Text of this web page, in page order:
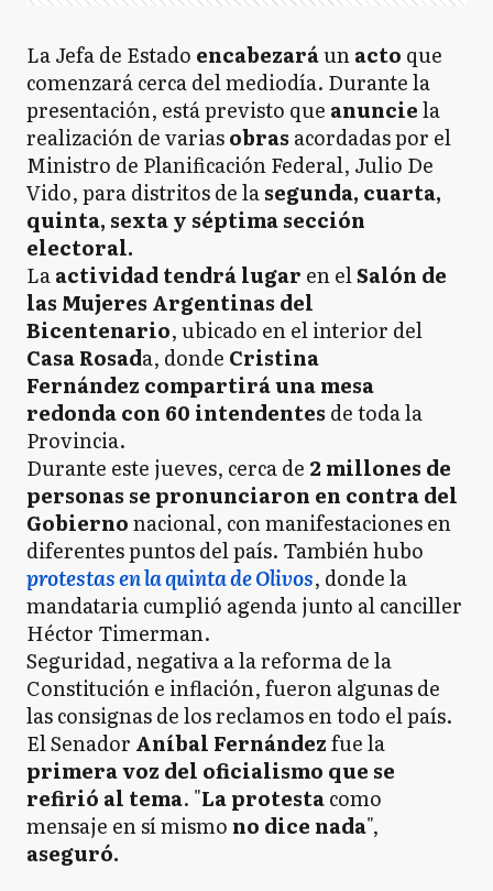
La Jefa de Estado encabezaráunacto que
comenzará cerca del mediodía. Durante la
presentación, está previsto que anunciela
realización de variasobras acordadas por el
Ministro de Planificación Federal, Julio De
Vido, para distritos de lasegunda, cuarta,
quinta, sexta y séptima sección
electoral.
Laactividad tendrá lugar en elSalón de
las Mujeres Argentinas del
Bicentenario, ubicado en el interior del
Casa Rosada, donde Cristina
Fernández compartirá una mesa
redonda con 60 intendentes de toda la
Provincia.
Durante este jueves, cerca de 2 millones de
personas se pronunciaron en contra del
Gobiernonacional, con manifestaciones en
diferentes puntos del país. También hubo
protestas en la quinta de Olivos, donde la
mandataria cumplió agenda junto al canciller
Héctor Timerman.
Seguridad, negativa a la reforma de la
Constitución e inflación, fueron algunas de
las consignas de los reclamos en todo el país.
El Senador Aníbal Fernándezfue la
primera voz del oficialismo que se
refirió al tema. "La protestacomo
mensaje en sí mismo no dice nada",
aseguró.